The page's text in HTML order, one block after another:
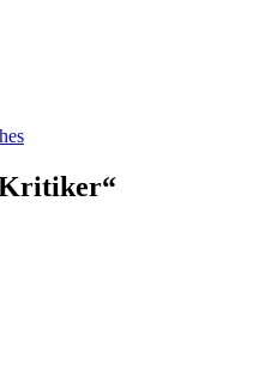
Kritiker“